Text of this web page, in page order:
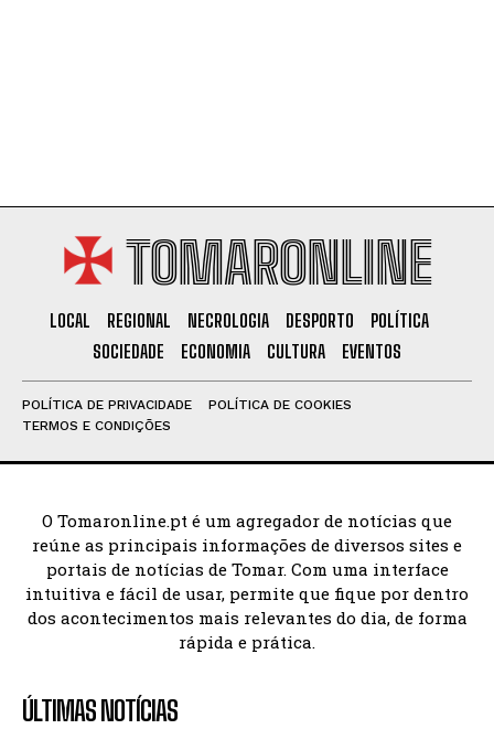
TOMARONLINE
LOCAL REGIONAL NECROLOGIA DESPORTO
POLÍTICA
SOCIEDADE
ECONOMIA CULTURA EVENTOS
POLÍTICA DE PRIVACIDADE
POLÍTICA DE COOKIES
TERMOS E CONDIÇÕES
O Tomaronline.pt é um agregador de notícias que
reúne as principais informações de diversos sites e
portais de notícias de Tomar. Com uma interface
intuitiva e fácil de usar, permite que fique por dentro
dos acontecimentos mais relevantes do dia, de forma
rápida e prática.
ÚLTIMAS NOTÍCIAS